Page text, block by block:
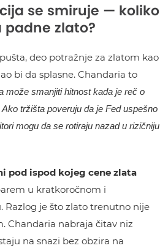
se smiruje — koliko
zlato?
deo potražnje za zlatom kao
bi da splasne. Chandaria to
može smanjiti hitnost kada je reč o
tržišta poveruju da je Fed uspešno
mogu da se rotiraju nazad u rizičniju
pod ispod kojeg cene zlata
u kratkoročnom i
Razlog je što zlato trenutno nije
Chandaria nabraja čitav niz
na snazi bez obzira na